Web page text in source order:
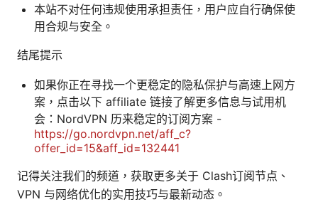
本站不对任何违规使用承担责任，用户应自行确保使
用合规与安全。
结尾提示
如果你正在寻找一个更稳定的隐私保护与高速上网方
案，点击以下 affiliate 链接了解更多信息与试用机
会：NordVPN 历来稳定的订阅方案 -
https://go.nordvpn.net/aff_c?
offer_id=15&aff_id=132441
记得关注我们的频道，获取更多关于 Clash订阅节点、
VPN 与网络优化的实用技巧与最新动态。